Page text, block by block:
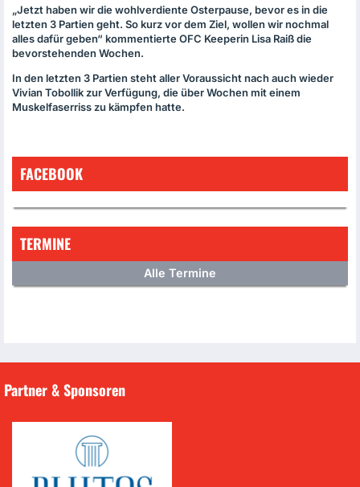
„Jetzt haben wir die wohlverdiente Osterpause, bevor es in die
letzten 3 Partien geht. So kurz vor dem Ziel, wollen wir nochmal
alles dafür geben“ kommentierteOFC Keeperin Lisa Raiß die
bevorstehenden Wochen.
In den letzten 3 Partien steht aller Voraussicht nach auch wieder
Vivian Tobollik zur Verfügung, die über Wochen mit einem
Muskelfaserriss zu kämpfen hatte.
FACEBOOK
TERMINE
Alle Termine
Partner & Sponsoren